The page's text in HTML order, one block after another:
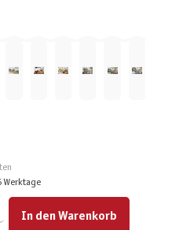
oder benutze die Schaltflächen um die Anzahl zu
In den Warenkorb